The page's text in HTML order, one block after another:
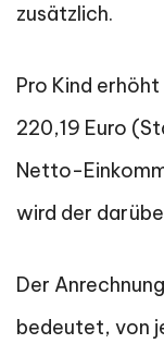
zusätzlich.
Pro Kind
220,19 Euro
Netto-
wird der
Der
bedeutet, von